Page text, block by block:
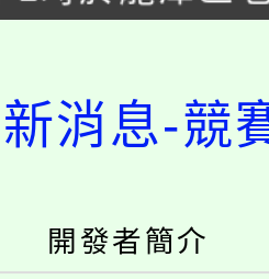
。局內行報名
日，桃園電
市運動會8/
，中低收入戶
教育及科技
消息-競
開發者簡介